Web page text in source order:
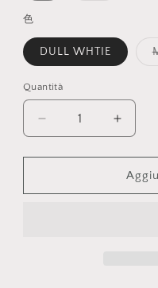
色
DULL WHTIE
Quantità
Quantità
Diminuisci
quantità
per
bd
quantità
per
bd